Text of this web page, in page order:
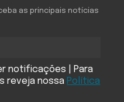
as principais notícias
notificações | Para
reveja nossa Política